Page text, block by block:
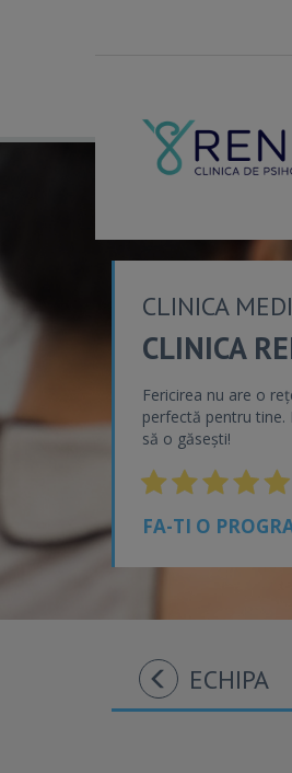
CLINICA
CLINICA
Fericirea nu are o
perfectă pentru
să o găsești!
FA-TI O
ECHIPA